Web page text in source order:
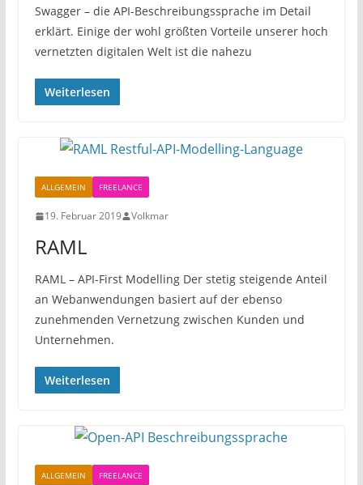
Swagger – die API-Beschreibungssprache im Detail
erklärt. Einige der wohl größten Vorteile unserer hoch
vernetzten digitalen Welt ist die nahezu
Weiterlesen
ALLGEMEIN FREELANCE
19. Februar 2019 Volkmar
RAML
RAML – API-First Modelling Der stetig steigende Anteil
an Webanwendungen basiert auf der ebenso
zunehmenden Vernetzung zwischen Kunden und
Unternehmen.
Weiterlesen
ALLGEMEIN FREELANCE